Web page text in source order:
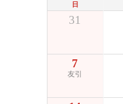
日
31
7
友引